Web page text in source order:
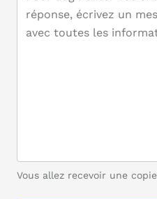
Vous allez recevoir une